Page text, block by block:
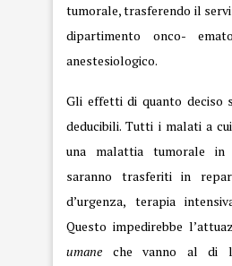
tumorale, trasferendo il
dipartimento onco-
anestesiologico.
Gli effetti di quanto deciso
deducibili. Tutti i malati a
una malattia tumorale in
saranno trasferiti in
d’urgenza, terapia
Questo impedirebbe
umane che vanno al di